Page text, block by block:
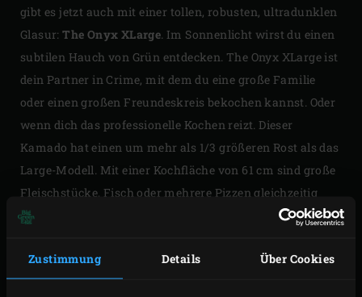
Zustimmung Details Über Cookies
gibt es jetzt auch mit einer tollen, robusten, ultradunklen
Glasur:The Onyx XLarge. Im Sonnenlicht wirst du einen
subtilen Hauch von Grün entdecken. The Onyx XLarge ist
dein Partner in Crime, mit dem du eine große Familie
oder einen großen Freundeskreis bekochen kannst. Oder
wenn dich das professionelle Kochen reizt. Dieser
Kamado hat einen um mehr als 1/3 größeren Rost als das
Large-Modell. Mit einer Kochfläche von 61 cm sind große
Fleischstücke, Fisch oder mehrere Pizzen gleichzeitig
keine Fantasie mehr, sondern Realität. Das attraktive
Deal-Seite.